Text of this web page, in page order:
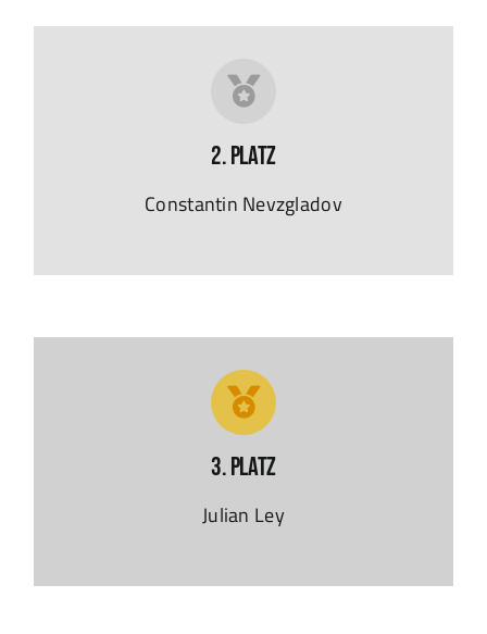
2. Platz
Constantin Nevzgladov
3. Platz
Julian Ley